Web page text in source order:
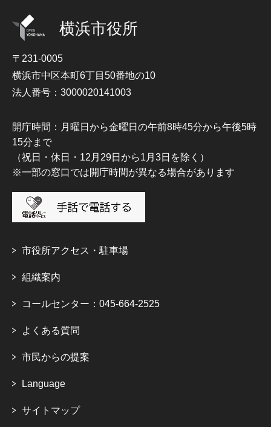
横浜市役所
〒231-0005
横浜市中区本町6丁目50番地の10
法人番号：3000020141003
開庁時間：月曜日から金曜日の午前8時45分から午後5時
15分まで
（祝日・休日・12月29日から1月3日を除く）
※一部の窓口では開庁時間が異なる場合があります
市役所アクセス・駐車場
組織案内
コールセンター：045-664-2525
よくある質問
市民からの提案
Language
サイトマップ